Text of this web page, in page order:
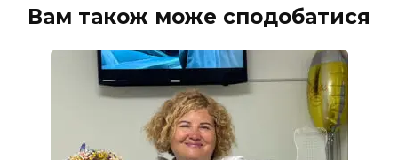
Вам також може сподобатися